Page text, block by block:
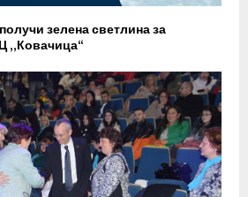
зелена светлина за
„Ковачица“